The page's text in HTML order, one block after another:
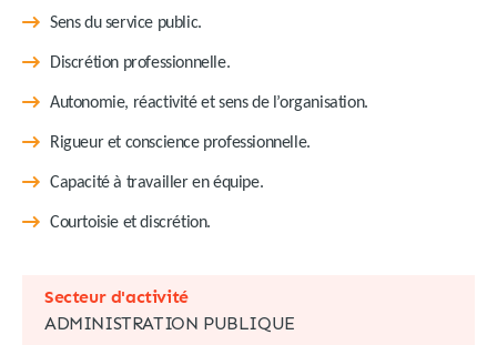
Sens du service public.
Discrétion professionnelle.
Autonomie, réactivité et sens de l’organisation.
Rigueur et conscience professionnelle.
Capacité à travailler en équipe.
Courtoisie et discrétion.
Secteur d'activité
ADMINISTRATION PUBLIQUE